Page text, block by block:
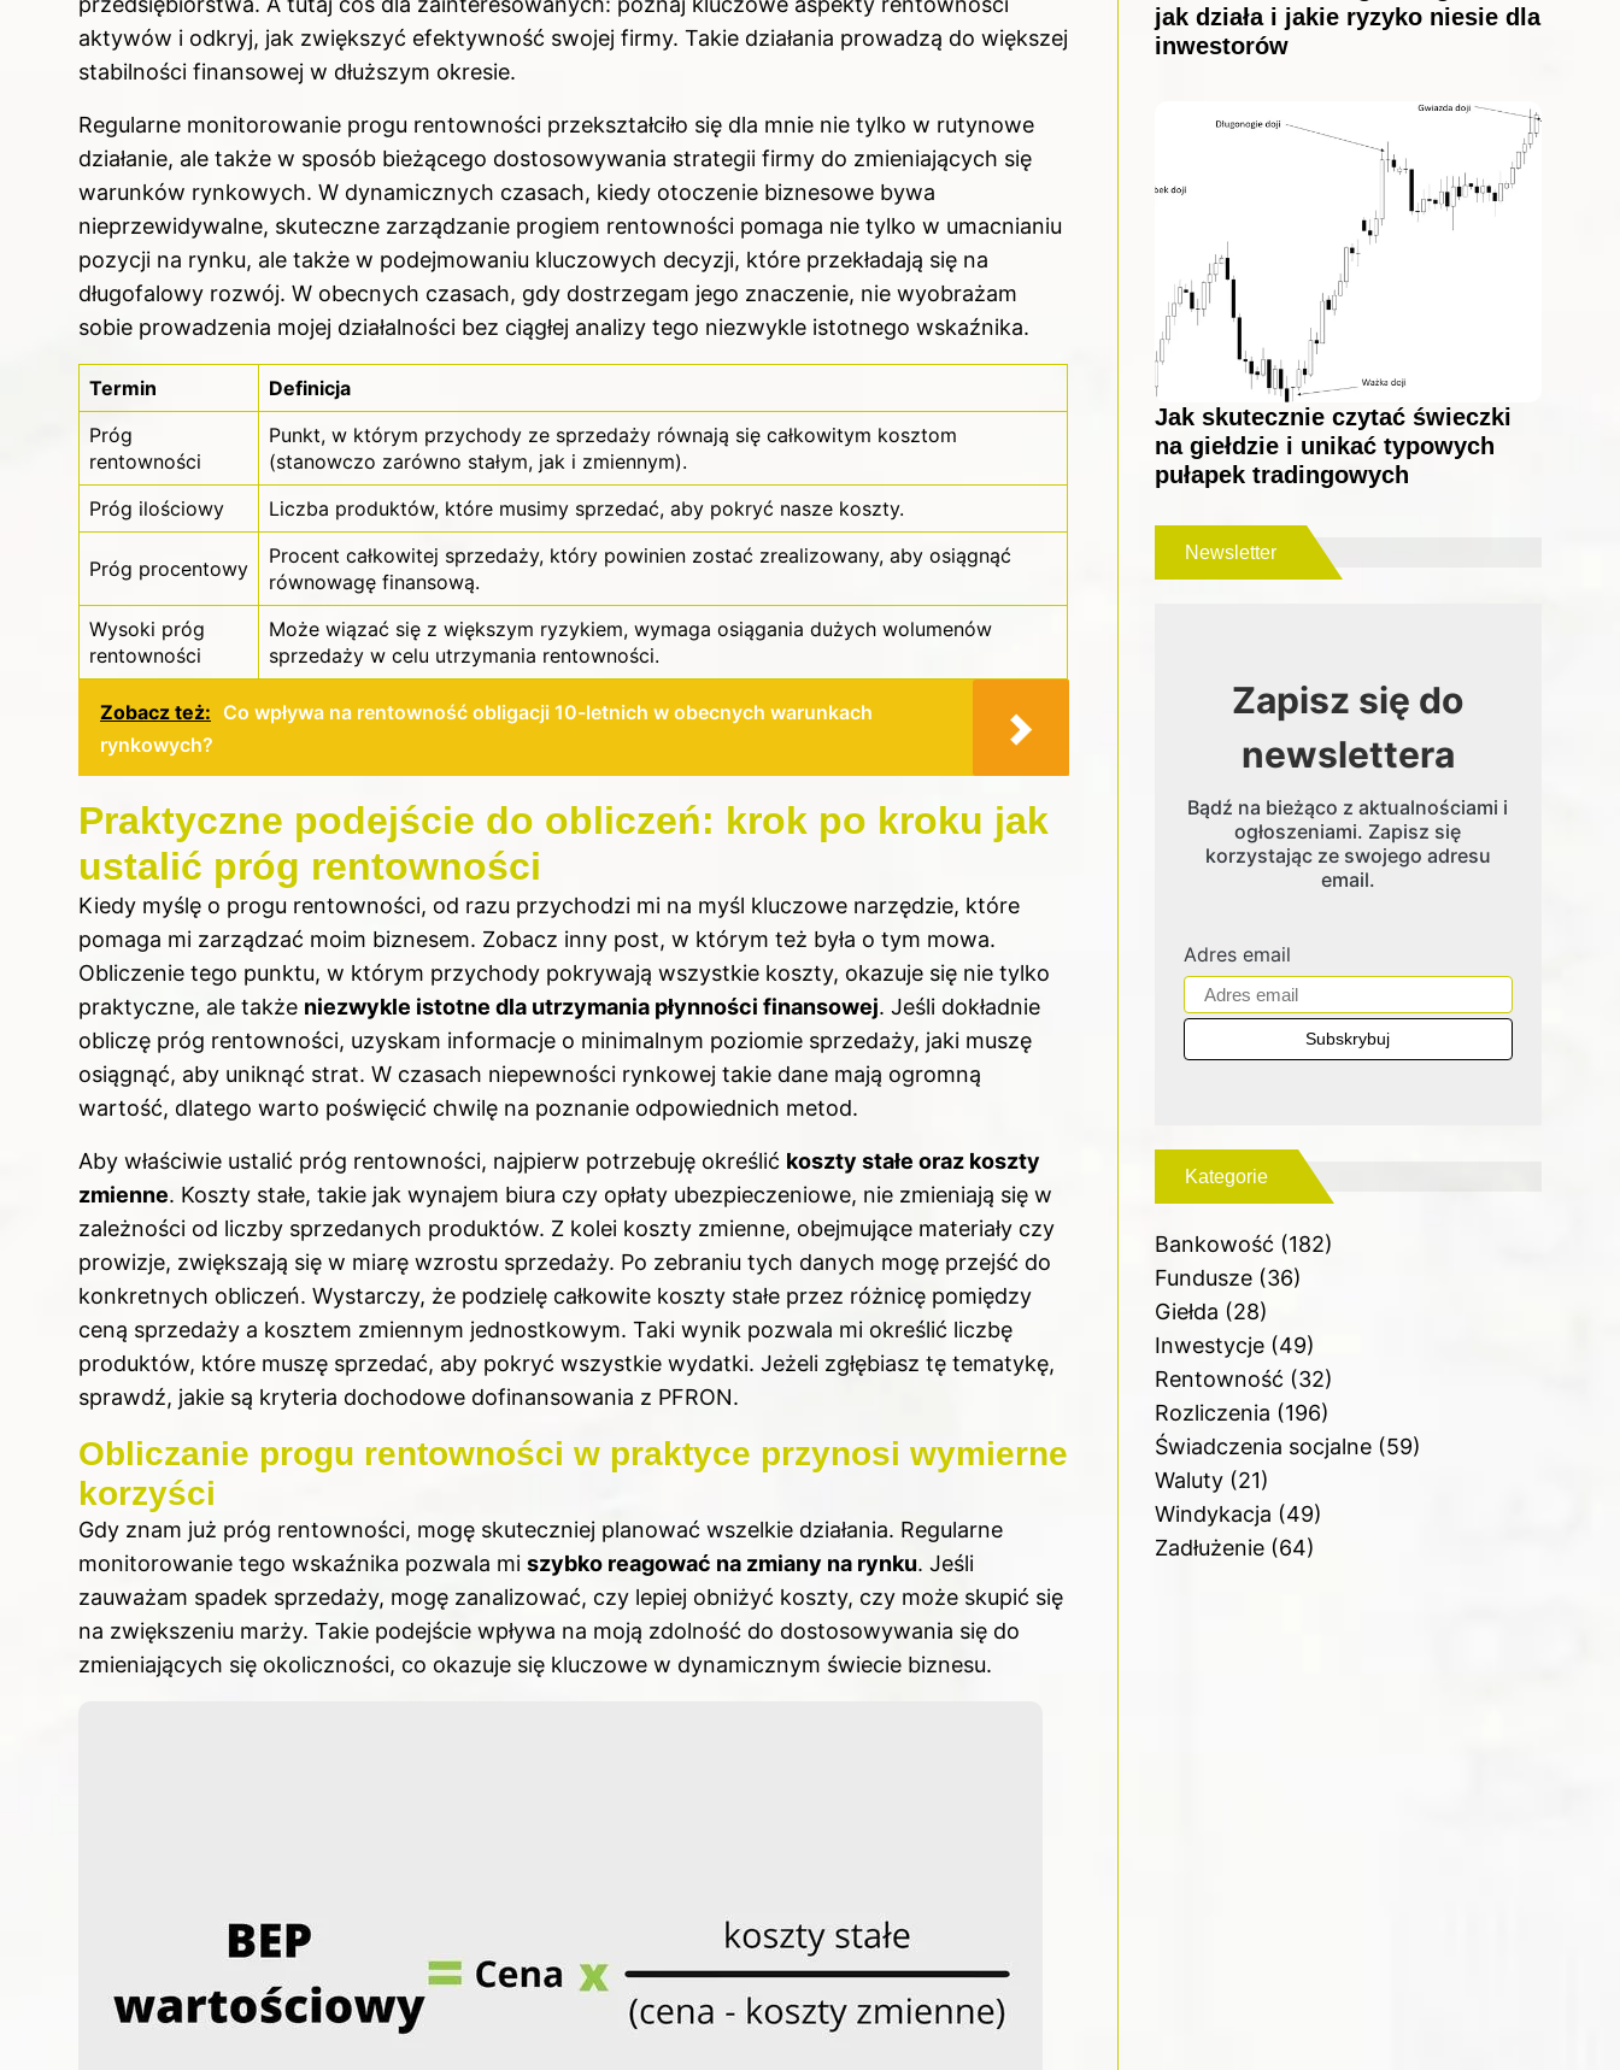
aktywów i odkryj, jak zwiększyć efektywność swojej firmy. Takie działania prowadzą do większej
stabilności finansowej w dłuższym okresie.
Regularne monitorowanie progu rentowności przekształciło się dla mnie nie tylko w rutynowe
działanie, ale także w sposób bieżącego dostosowywania strategii firmy do zmieniających się
warunków rynkowych. W dynamicznych czasach, kiedy otoczenie biznesowe bywa
nieprzewidywalne, skuteczne zarządzanie progiem rentowności pomaga nie tylko w umacnianiu
pozycji na rynku, ale także w podejmowaniu kluczowych decyzji, które przekładają się na
długofalowy rozwój. W obecnych czasach, gdy dostrzegam jego znaczenie, nie wyobrażam
sobie prowadzenia mojej działalności bez ciągłej analizy tego niezwykle istotnego wskaźnika.
Termin
Definicja
Próg
rentowności
Punkt, w którym przychody ze sprzedaży równają się całkowitym kosztom
(stanowczo zarówno stałym, jak i zmiennym).
Próg ilościowy
Liczba produktów, które musimy sprzedać, aby pokryć nasze koszty.
Próg procentowy
Procent całkowitej sprzedaży, który powinien zostać zrealizowany, aby osiągnąć
równowagę finansową.
Wysoki próg
rentowności
Może wiązać się z większym ryzykiem, wymaga osiągania dużych wolumenów
sprzedaży w celu utrzymania rentowności.
Zobacz też: Co wpływa na rentowność obligacji 10-letnich w obecnych warunkach
rynkowych?
Praktyczne podejście do obliczeń: krok po kroku jak
ustalić próg rentowności
Kiedy myślę o progu rentowności, od razu przychodzi mi na myśl kluczowe narzędzie, które
pomaga mi zarządzać moim biznesem. Zobacz inny post, w którym też była o tym mowa.
Obliczenie tego punktu, w którym przychody pokrywają wszystkie koszty, okazuje się nie tylko
praktyczne, ale także niezwykle istotne dla utrzymania płynności finansowej. Jeśli dokładnie
obliczę próg rentowności, uzyskam informacje o minimalnym poziomie sprzedaży, jaki muszę
osiągnąć, aby uniknąć strat. W czasach niepewności rynkowej takie dane mają ogromną
wartość, dlatego warto poświęcić chwilę na poznanie odpowiednich metod.
Aby właściwie ustalić próg rentowności, najpierw potrzebuję określić koszty stałe oraz koszty
zmienne. Koszty stałe, takie jak wynajem biura czy opłaty ubezpieczeniowe, nie zmieniają się w
zależności od liczby sprzedanych produktów. Z kolei koszty zmienne, obejmujące materiały czy
prowizje, zwiększają się w miarę wzrostu sprzedaży. Po zebraniu tych danych mogę przejść do
konkretnych obliczeń. Wystarczy, że podzielę całkowite koszty stałe przez różnicę pomiędzy
ceną sprzedaży a kosztem zmiennym jednostkowym. Taki wynik pozwala mi określić liczbę
produktów, które muszę sprzedać, aby pokryć wszystkie wydatki. Jeżeli zgłębiasz tę tematykę,
sprawdź, jakie są kryteria dochodowe dofinansowania z PFRON.
Obliczanie progu rentowności w praktyce przynosi wymierne
korzyści
Gdy znam już próg rentowności, mogę skuteczniej planować wszelkie działania. Regularne
monitorowanie tego wskaźnika pozwala mi szybko reagować na zmiany na rynku. Jeśli
zauważam spadek sprzedaży, mogę zanalizować, czy lepiej obniżyć koszty, czy może skupić się
na zwiększeniu marży. Takie podejście wpływa na moją zdolność do dostosowywania się do
zmieniających się okoliczności, co okazuje się kluczowe w dynamicznym świecie biznesu.
jak działa i jakie ryzyko niesie dla
inwestorów
Jak skutecznie czytać świeczki
na giełdzie i unikać typowych
pułapek tradingowych
Newsletter
Zapisz się do
newslettera
Bądź na bieżąco z aktualnościami i
ogłoszeniami. Zapisz się
korzystając ze swojego adresu
email.
Adres email
Kategorie
Bankowość (182)
Fundusze(36)
Giełda (28)
Inwestycje(49)
Rentowność (32)
Rozliczenia (196)
Świadczenia socjalne(59)
Waluty(21)
Windykacja (49)
Zadłużenie(64)